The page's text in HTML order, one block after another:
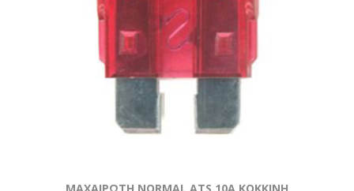
ΜΑΧΑΙΡΩΤΗ NORMAL ATS 10A KOKKΙΝΗ